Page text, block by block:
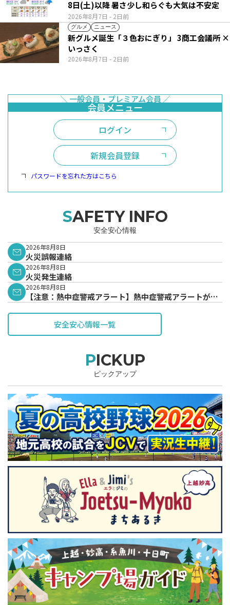
2026年8月7日 - 2日前
8日(土)以降 暑さ少し和らぐも大気は不安定
グルメ ニュース
2026年8月7日 - 2日前
新グルメ誕生「３色おにぎり」 3商工会議所 ×
いっさく
ログイン
新規会員登録
パスワードを忘れた方はこちら
SAFETY INFO
安全安心情報
2026年8月8日
火災誤報連絡
2026年8月8日
火災発生連絡
2026年8月8日
【注意：熱中症警戒アラート】熱中症警戒アラートが発
安全安心情報一覧
PICKUP
ピックアップ